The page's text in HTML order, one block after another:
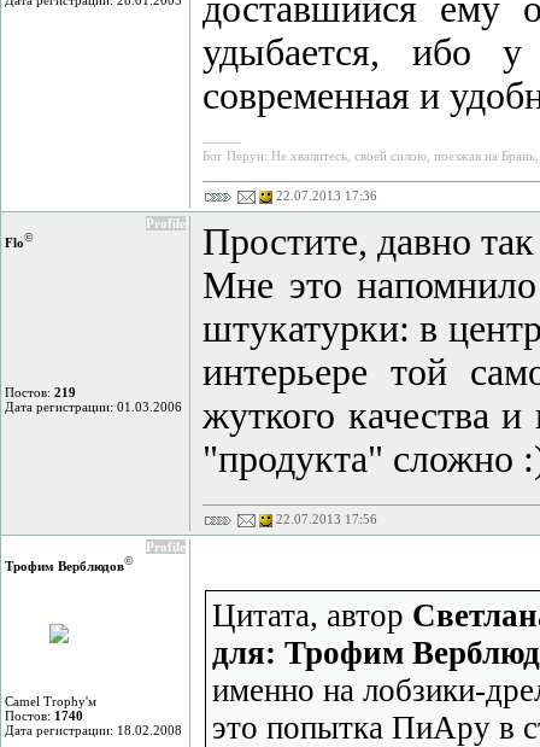
доставшийся ему
удыбается, ибо
современная и
--------
Бог Перун: Не хвалитесь, своей силою, поезжая на
22.07.2013 17:36
Profile
Flo©
Постов: 219
Дата регистрации: 01.03.2006
Простите, давно
Мне это
штукатурки: в
интерьере той
жуткого качества
"продукта" сложно
22.07.2013 17:56
Profile
Трофим Верблюдов©
Camel Trophy'м
Постов: 1740
Дата регистрации: 18.02.2008
Цитата, автор
для: Трофим
именно на лобзики-
это попытка ПиАру в